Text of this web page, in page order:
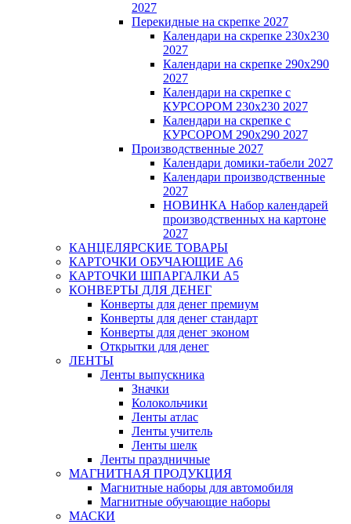
2027
Перекидные на скрепке 2027
Календари на скрепке 230х230
2027
Календари на скрепке 290х290
2027
Календари на скрепке с
КУРСОРОМ 230х230 2027
Календари на скрепке с
КУРСОРОМ 290х290 2027
Производственные 2027
Календари домики-табели 2027
Календари производственные
2027
НОВИНКА Набор календарей
производственных на картоне
2027
КАНЦЕЛЯРСКИЕ ТОВАРЫ
КАРТОЧКИ ОБУЧАЮЩИЕ А6
КАРТОЧКИ ШПАРГАЛКИ А5
КОНВЕРТЫ ДЛЯ ДЕНЕГ
Конверты для денег премиум
Конверты для денег стандарт
Конверты для денег эконом
Открытки для денег
ЛЕНТЫ
Ленты выпускника
Значки
Колокольчики
Ленты атлас
Ленты учитель
Ленты шелк
Ленты праздничные
МАГНИТНАЯ ПРОДУКЦИЯ
Магнитные наборы для автомобиля
Магнитные обучающие наборы
МАСКИ